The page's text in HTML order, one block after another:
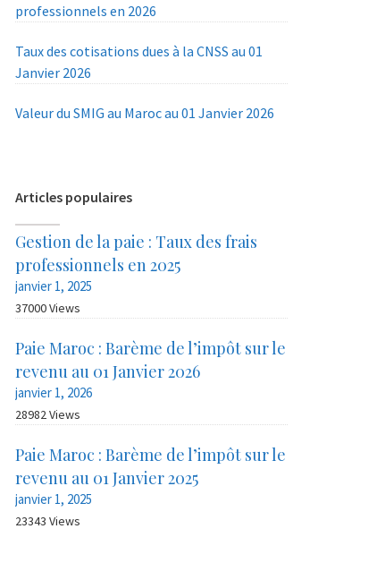
professionnels en 2026
Taux des cotisations dues à la CNSS au 01
Janvier 2026
Valeur du SMIG au Maroc au 01 Janvier 2026
Articles populaires
Gestion de la paie : Taux des frais
professionnels en 2025
janvier 1, 2025
37000 Views
Paie Maroc : Barème de l’impôt sur le
revenu au 01 Janvier 2026
janvier 1, 2026
28982 Views
Paie Maroc : Barème de l’impôt sur le
revenu au 01 Janvier 2025
janvier 1, 2025
23343 Views